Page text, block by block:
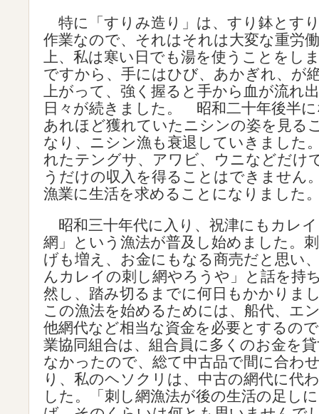
特に「すりみ造り」は、すり鉢とす
作業なので、それはそれは大変な重労
上、私は寒い日でも湯を使うことをし
ですから、手にはひび、あかぎれ、が
上がって、強く握ると手から血が流れ
日々が続きました。 昭和二十年後半
あれほど獲れていたニシンの姿を見る
なり、ニシン漁も衰退していきました
れたテングサ、アワビ、ウニなどだけ
うだけの収入を得ることはできません
漁業に生活を求めることになりました
昭和三十年代に入り、祝津にもカレ
網」という漁法が普及し始めました。
げも増え、お金にもなる商売だと思い
んカレイの刺し網やろうや」と話を持
然し、踏み切るまでに何日もかかりま
この漁法を始めるためには、船代、エ
他網代など相当な資金を必要とするの
業協同組合は、組合員に多くのお金を
なかったので、総て中古品で間に合わ
り、私のヘソクリは、中古の網代に代
した。「刺し網漁法が後の生活の足し